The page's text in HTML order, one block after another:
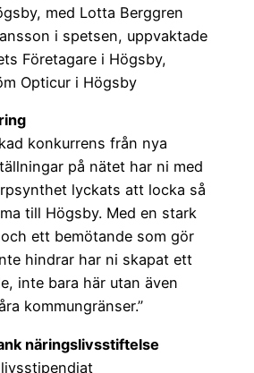
med Lotta Berggren
i spetsen, uppvaktade
Företagare i Högsby,
Opticur i Högsby
konkurrens från nya
på nätet har ni med
lyckats att locka så
till Högsby. Med en stark
ett bemötande som gör
hindrar har ni skapat ett
inte bara här utan även
kommungränser.”
näringslivsstiftelse